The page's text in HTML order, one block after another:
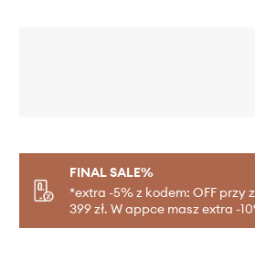
FINAL SALE%
*extra -5% z kodem: OFF przy
399 zł. W appce masz extra -